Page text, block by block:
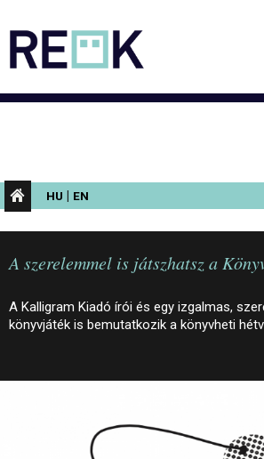
HU | EN
PROGRAMOK
KIÁLLÍTÁSOK
AZ ÉPÜLET
INFORMÁCIÓK
ELÉRHETŐSÉG
A szerelemmel is játszhatsz a
A Kalligram Kiadó írói és egy izgalmas,
könyvjáték is bemutatkozik a könyvheti